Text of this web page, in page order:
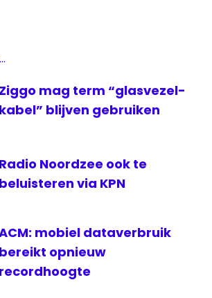
Ziggo mag term “glasvezel-
kabel” blijven gebruiken
Radio Noordzee ook te
beluisteren via KPN
mobiel dataverbruik
bereikt opnieuw
recordhoogte